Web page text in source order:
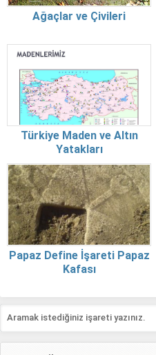
Ağaçlar ve Çivileri
Türkiye Maden ve Altın
Yatakları
Papaz Define İşareti Papaz
Kafası